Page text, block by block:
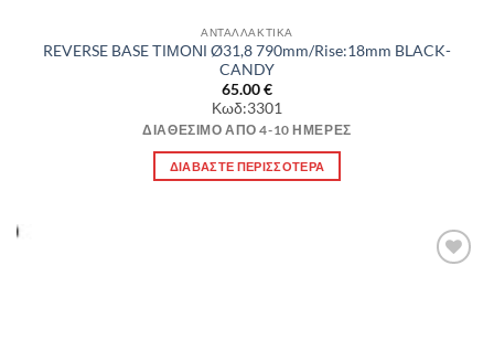
ΑΝΤΑΛΛΑΚΤΙΚΑ
REVERSE BASE ΤΙΜΟΝΙ Ø31,8 790mm/Rise:18mm BLACK-
CANDY
65.00€
Κωδ:3301
ΔΙΑΘΈΣΙΜΟ ΑΠΌ 4-10 ΗΜΈΡΕΣ
ΔΙΑΒΆΣΤΕ ΠΕΡΙΣΣΌΤΕΡΑ